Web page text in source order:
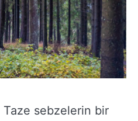
Taze sebzelerin bir